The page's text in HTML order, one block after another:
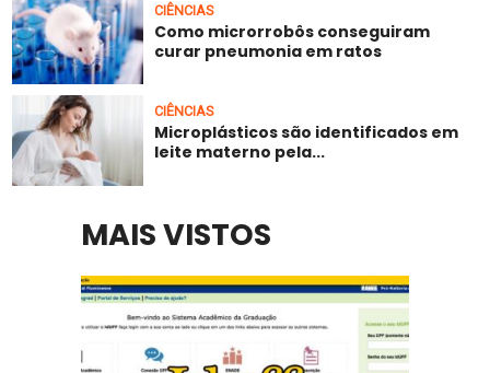
CIÊNCIAS
Como microrrobôs conseguiram
curar pneumonia em ratos
CIÊNCIAS
Microplásticos são identificados em
leite materno pela...
MAIS VISTOS